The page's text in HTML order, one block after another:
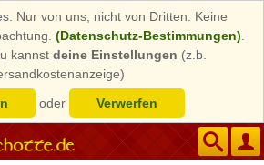
Nur von uns, nicht von Dritten. Keine
(Datenschutz-Bestimmungen)
kannst deine Einstellungen (z.b.
oder Verwerfen